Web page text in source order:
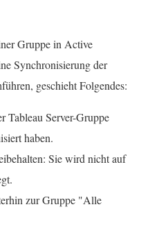
Gruppe in Active
Synchronisierung der
geschieht Folgendes:
Tableau Server-Gruppe
haben.
Sie wird nicht auf
zur Gruppe "Alle